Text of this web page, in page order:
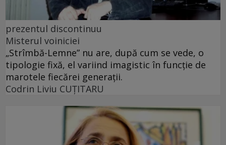
prezentul discontinuu
Misterul voiniciei
„Strîmbă-Lemne” nu are, după cum se vede, o
tipologie fixă, el variind imagistic în funcţie de
marotele fiecărei generaţii.
Codrin Liviu CUŢITARU